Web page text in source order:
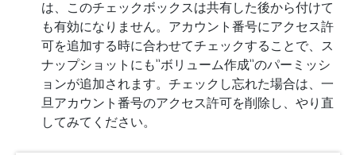
は、このチェックボックスは共有した後から付けて
も有効になりません。アカウント番号にアクセス許
可を追加する時に合わせてチェックすることで、ス
ナップショットにも”ボリューム作成”のパーミッシ
ョンが追加されます。チェックし忘れた場合は、一
旦アカウント番号のアクセス許可を削除し、やり直
してみてください。